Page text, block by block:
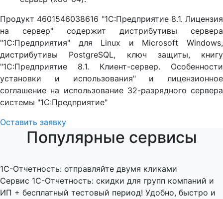
Продукт 4601546038616 "1С:Предприятие 8.1. Лицензия
на сервер" содержит дистрибутивы сервера
"1С:Предприятия" для Linux и Microsoft Windows,
дистрибутивы PostgreSQL, ключ защиты, книгу
"1С:Предприятие 8.1. Клиент-сервер. Особенности
установки и использования" и лицензионное
соглашение на использование 32-разрядного сервера
системы "1С:Предприятие"
Оставить заявку
Популярные сервисы
1C-Отчетность: отправляйте двумя кликами
Сервис 1С-Отчетность: скидки для групп компаний и
ИП + бесплатный тестовый период! Удобно, быстро и